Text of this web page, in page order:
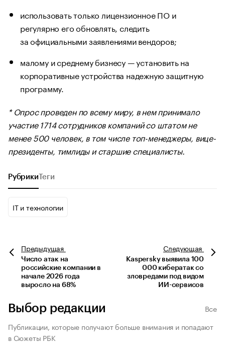
использовать только лицензионное ПО и
регулярно его обновлять, следить
за официальными заявлениями вендоров;
малому и среднему бизнесу — установить на
корпоративные устройства надежную защитную
программу.
* Опрос проведен по всему миру, в нем принимало
участие 1714 сотрудников компаний со штатом не
менее 500 человек, в том числе топ-менеджеры, вице-
президенты, тимлиды и старшие специалисты.
РубрикиТеги
IT и технологии
Предыдущая
Число атак на
российские компании в
начале 2026 года
выросло на 68%
Следующая
Kaspersky выявила 100
000 кибератак со
зловредами под видом
ИИ-сервисов
Выбор редакции
Все
Публикации, которые получают больше внимания и попадают
в Сюжеты РБК